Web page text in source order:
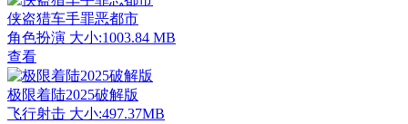
侠盗猎车手罪恶都市
角色扮演 大小:1003.84 MB
查看
极限着陆2025破解版
飞行射击 大小:497.37MB